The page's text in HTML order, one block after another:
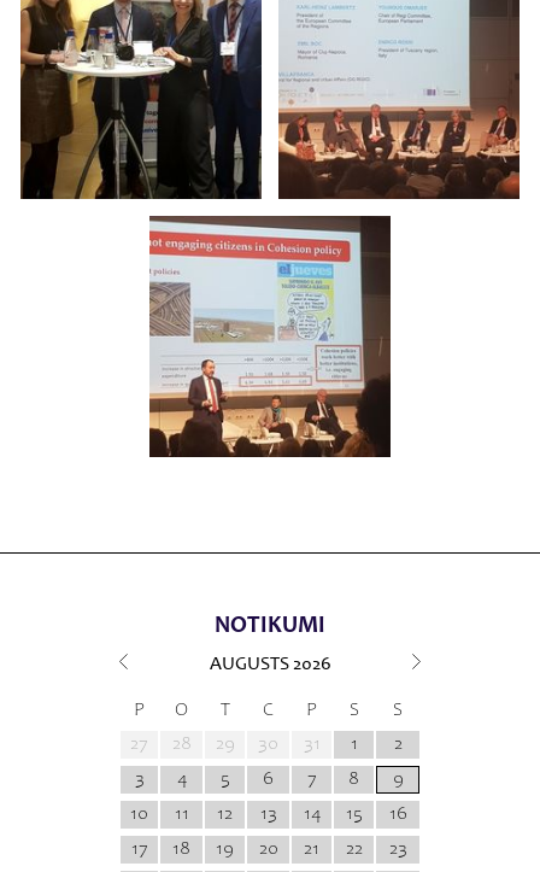
NOTIKUMI
AUGUSTS 2026
P O T C P S
S
27
28 29 30 31 1
2
3
4 5 6 7 8
9
10
11 12 13 14 15
16
17
18 19 20 21 22
23